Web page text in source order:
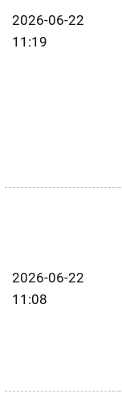
2026-06-22
11:19
2026-06-22
11:08